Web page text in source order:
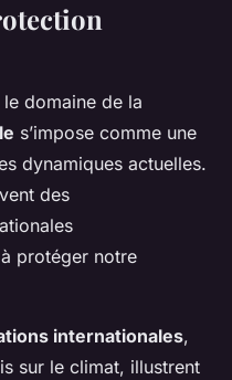
:
à l'Épreuve
lecture
le domaine de la
s’impose comme une
dynamiques actuelles.
des
protéger notre
internationales,
sur le climat, illustrent